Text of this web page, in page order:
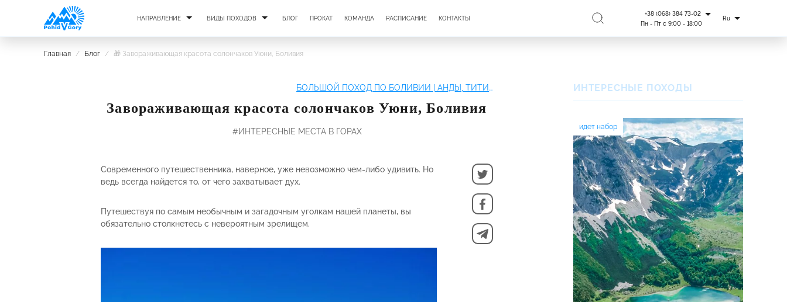
НАПРАВЛЕНИЕ ВИДЫ ПОХОДОВ БЛОГ ПРОКАТ КОМАНДА РАСПИСАНИЕ КОНТАКТЫ
+38 (068) 384 73-02
Пн - Пт с 9:00 - 18:00
Ru
Главная / Блог / 🎁 Завораживающая красота солончаков Уюни, Боливия
БОЛЬШОЙ ПОХОД ПО БОЛИВИИ | АНДЫ, ТИТИКАКА И СОЛОНЧАК УЮНИ
Завораживающая красота солончаков Уюни, Боливия
#ИНТЕРЕСНЫЕ МЕСТА В ГОРАХ
Современного путешественника, наверное, уже невозможно чем-либо удивить. Но
ведь всегда найдется то, от чего захватывает дух.
Путешествуя по самым необычным и загадочным уголкам нашей планеты, вы
обязательно столкнетесь с невероятным зрелищем.
ИНТЕРЕСНЫЕ ПОХОДЫ
идет набор